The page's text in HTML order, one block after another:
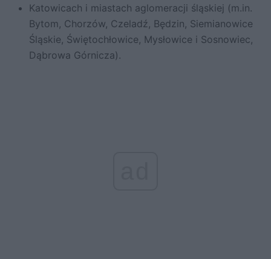
Katowicach i miastach aglomeracji śląskiej (m.in.
Bytom, Chorzów, Czeladź, Będzin, Siemianowice
Śląskie, Świętochłowice, Mysłowice i Sosnowiec,
Dąbrowa Górnicza).